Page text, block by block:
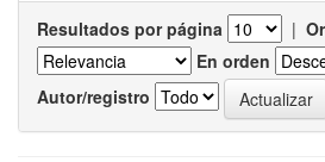
Resultados por página |
En orden
Autor/registro